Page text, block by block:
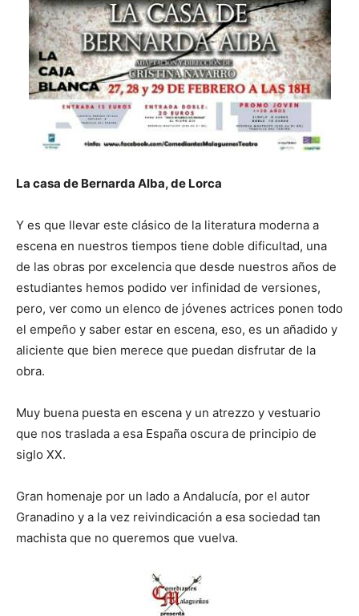
La casa de Bernarda Alba, de Lorca
Y es que llevar este clásico de la literatura moderna a
escena en nuestros tiempos tiene doble dificultad, una
de las obras por excelencia que desde nuestros años de
estudiantes hemos podido ver infinidad de versiones,
pero, ver como un elenco de jóvenes actrices ponen todo
el empeño y saber estar en escena, eso, es un añadido y
aliciente que bien merece que puedan disfrutar de la
obra.
Muy buena puesta en escena y un atrezzo y vestuario
que nos traslada a esa España oscura de principio de
siglo XX.
Gran homenaje por un lado a Andalucía, por el autor
Granadino y a la vez reivindicación a esa sociedad tan
machista que no queremos que vuelva.